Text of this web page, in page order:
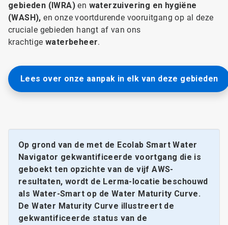
gebieden (IWRA) en waterzuivering en hygiëne
(WASH), en onze voortdurende vooruitgang op al deze
cruciale gebieden hangt af van ons
krachtigewaterbeheer.
Lees over onze aanpak in elk van deze gebieden
Op grond van de met de Ecolab Smart Water
Navigator gekwantificeerde voortgang die is
geboekt ten opzichte van de vijf AWS-
resultaten, wordt de Lerma-locatie beschouwd
als Water-Smart op de Water Maturity Curve.
De Water Maturity Curve illustreert de
gekwantificeerde status van de